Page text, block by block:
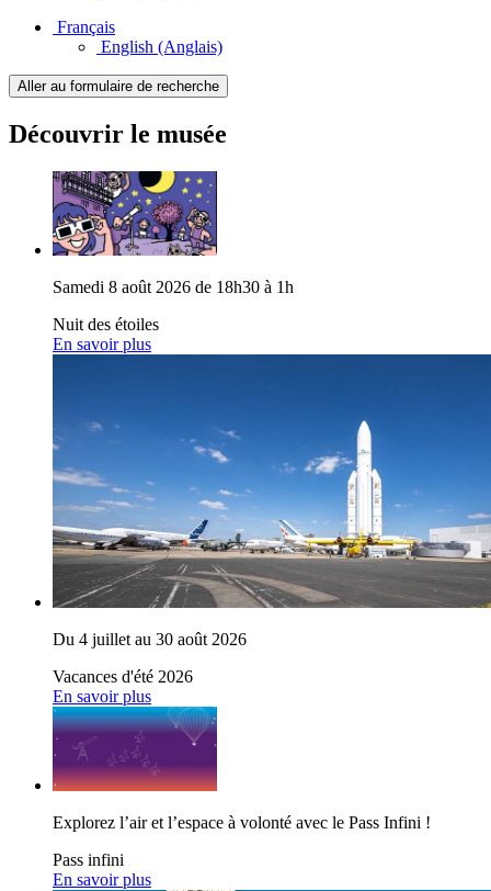
Français
English (Anglais)
Aller au formulaire de recherche
Découvrir le musée
Samedi 8 août 2026 de 18h30 à 1h
Nuit des étoiles
En savoir plus
Du 4 juillet au 30 août 2026
Vacances d'été 2026
En savoir plus
Explorez l’air et l’espace à volonté avec le Pass Infini !
Pass infini
En savoir plus